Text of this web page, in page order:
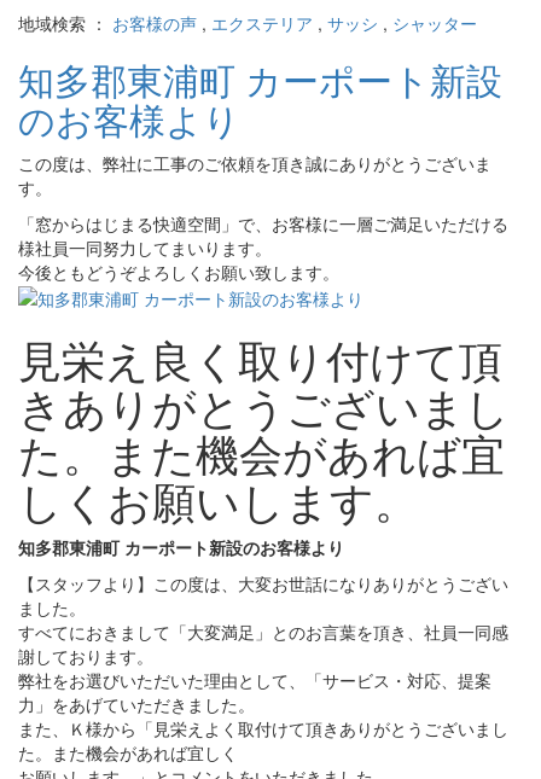
地域検索 ： お客様の声 , エクステリア , サッシ , シャッター
知多郡東浦町 カーポート新設
のお客様より
この度は、弊社に工事のご依頼を頂き誠にありがとうございま
す。
「窓からはじまる快適空間」で、お客様に一層ご満足いただける
様社員一同努力してまいります。
今後ともどうぞよろしくお願い致します。
見栄え良く取り付けて頂
きありがとうございまし
た。また機会があれば宜
しくお願いします。
知多郡東浦町 カーポート新設のお客様より
【スタッフより】この度は、大変お世話になりありがとうござい
ました。
すべてにおきまして「大変満足」とのお言葉を頂き、社員一同感
謝しております。
弊社をお選びいただいた理由として、「サービス・対応、提案
力」をあげていただきました。
また、Ｋ様から「見栄えよく取付けて頂きありがとうございまし
た。また機会があれば宜しく